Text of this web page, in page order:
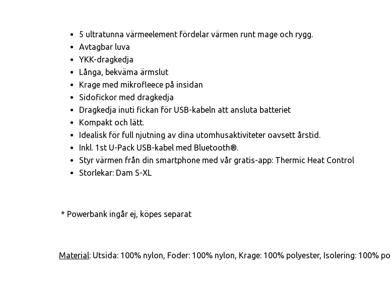
5 ultratunna värmeelement fördelar värmen runt mage och rygg.
Avtagbar luva
YKK-dragkedja
Långa, bekväma ärmslut
Krage med mikrofleece på insidan
Sidofickor med dragkedja
Dragkedja inuti fickan för USB-kabeln att ansluta batteriet
Kompakt och lätt.
Idealisk för full njutning av dina utomhusaktiviteter oavsett årstid.
Inkl. 1st U-Pack USB-kabel med Bluetooth®.
Styr värmen från din smartphone med vår gratis-app: Thermic Heat Control
Storlekar: Dam S-XL
* Powerbank ingår ej, köpes separat
Material: Utsida: 100% nylon, Foder: 100% nylon, Krage: 100% polyester, Isolering: 100%